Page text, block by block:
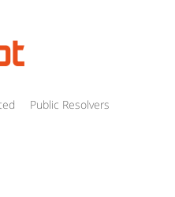
Public Resolvers